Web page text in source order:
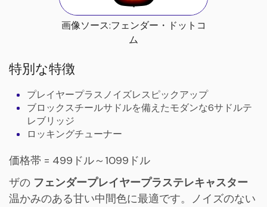
画像ソース:フェンダー・ドットコ
ム
特別な特徴
プレイヤープラスノイズレスピックアップ
ブロックスチールサドルを備えたモダンな6サドルテ
レブリッジ
ロッキングチューナー
価格帯 = 499ドル～1099ドル
ザの フェンダープレイヤープラステレキャスター
温かみのある甘い中間色に最適です。ノイズのない